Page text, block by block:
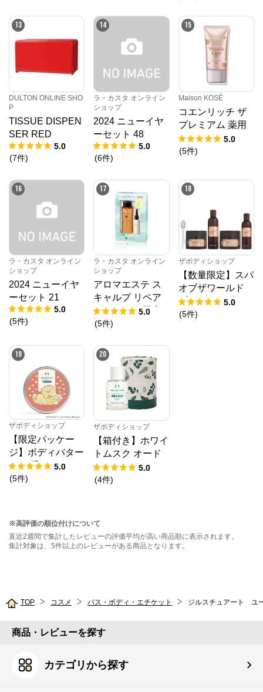
13
DULTON ONLINE SHO
P
TISSUE DISPEN
SER RED
5.0
(7件)
14
ラ・カスタ オンライン
ショップ
2024 ニューイヤ
ーセット 48
5.0
(6件)
15
Maison KOSÉ
コエンリッチ ザ
プレミアム 薬用
リンクルホワイト
ハンドクリーム
5.0
(5件)
16
ラ・カスタ オンライン
ショップ
2024 ニューイヤ
ーセット 21
5.0
(5件)
17
ラ・カスタ オンライン
ショップ
アロマエステ ス
キャルプ リペア
エッセンス 限定
セット
5.0
(5件)
18
ザボディショップ
【数量限定】スパ
オブザワールド
ブリスフルギフト
DX
5.0
(5件)
19
ザボディショップ
【限定パッケー
ジ】ボディバター
ST（香り：スト
ロベリー）
5.0
(5件)
20
ザボディショップ
【箱付き】ホワイ
トムスク オード
トワレ
5.0
(4件)
※高評価の順位付けについて
直近2週間で集計したレビューの評価平均が高い商品順に表示されます。
集計対象は、5件以上のレビューがある商品となります。
TOP コスメ バス・ボディ・エチケット
商品・レビューを探す
カテゴリから探す